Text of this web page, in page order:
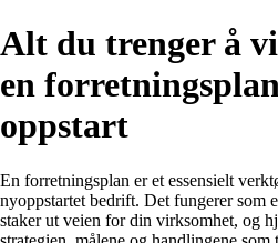
Alt du trenger å
en
oppstart
En forretningsplan er et essensielt
nyoppstartet bedrift. Det fungerer som
staker ut veien for din virksomhet, og